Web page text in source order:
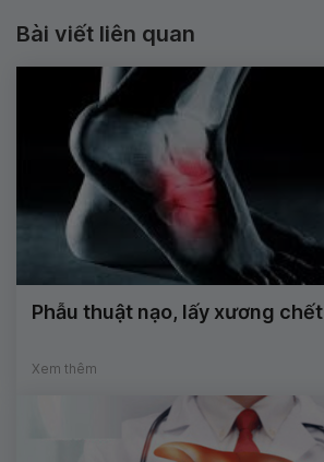
Bài viết liên quan
Phẫu thuật nạo, lấy xương chết
Xem thêm